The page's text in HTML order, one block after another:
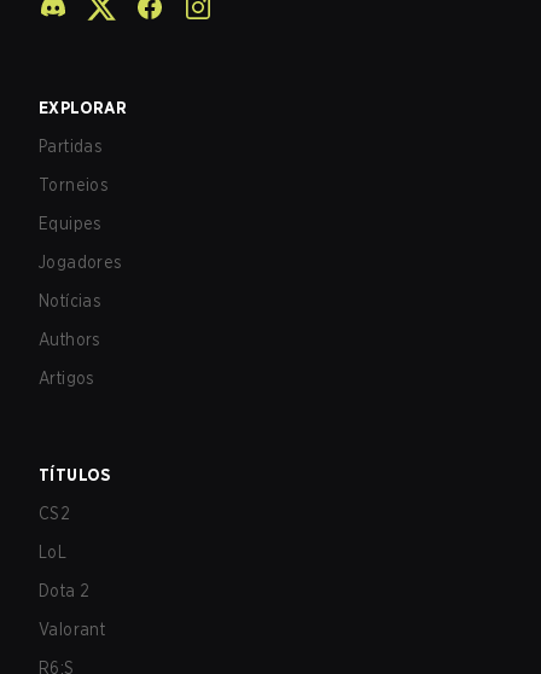
EXPLORAR
Partidas
Torneios
Equipes
Jogadores
Notícias
Authors
Artigos
TÍTULOS
CS2
LoL
Dota 2
Valorant
R6:S